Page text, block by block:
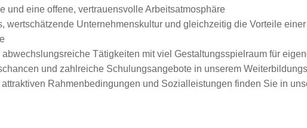
und eine offene, vertrauensvolle Arbeitsatmosphäre
wertschätzende Unternehmenskultur und gleichzeitig die Vorteile
Tätigkeiten mit viel Gestaltungsspielraum für
und zahlreiche Schulungsangebote in unserem
Rahmenbedingungen und Sozialleistungen finden Sie in